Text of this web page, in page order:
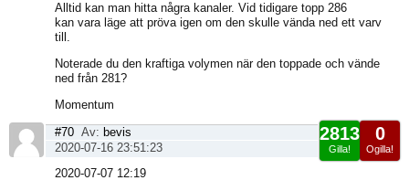
Alltid kan man hitta några kanaler. Vid tidigare topp 286
kan vara läge att pröva igen om den skulle vända ned ett varv
till.
Noterade du den kraftiga volymen när den toppade och vände
ned från 281?
Momentum
0
Ogilla!
2813
Gilla!
#70 Av: bevis
2020-07-16 23:51:23
2020-07-07 12:19